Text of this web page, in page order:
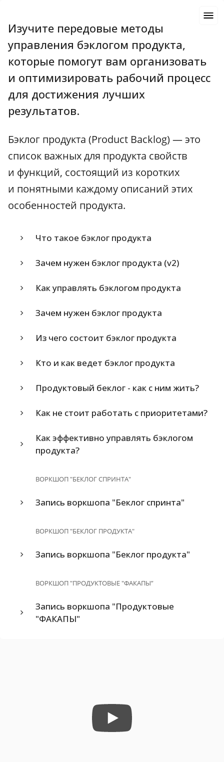
Изучите передовые методы
управления бэклогом продукта,
которые помогут вам организовать
и оптимизировать рабочий процесс
для достижения лучших
результатов.
Бэклог продукта (Product Backlog) — это
список важных для продукта свойств
и функций, состоящий из коротких
и понятными каждому описаний этих
особенностей продукта.
Что такое бэклог продукта
Зачем нужен бэклог продукта (v2)
Как управлять бэклогом продукта
Зачем нужен бэклог продукта
Из чего состоит бэклог продукта
Кто и как ведет бэклог продукта
Продуктовый беклог - как с ним жить?
Как не стоит работать с приоритетами?
Как эффективно управлять бэклогом
продукта?
ВОРКШОП "БЕКЛОГ СПРИНТА"
Запись воркшопа "Беклог спринта"
ВОРКШОП "БЕКЛОГ ПРОДУКТА"
Запись воркшопа "Беклог продукта"
ВОРКШОП "ПРОДУКТОВЫЕ "ФАКАПЫ”
Запись воркшопа "Продуктовые
"ФАКАПЫ"